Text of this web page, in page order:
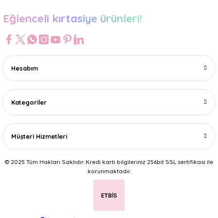
Eğlenceli kırtasiye ürünleri!
Hesabım
Kategoriler
Müşteri Hizmetleri
© 2025 Tüm Hakları Saklıdır. Kredi kartı bilgileriniz 256bit SSL sertifikası ile
korunmaktadır.